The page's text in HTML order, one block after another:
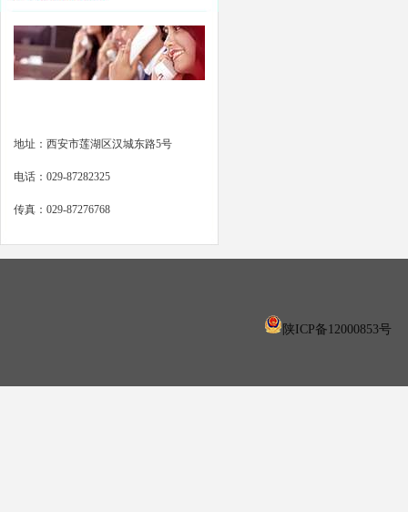
地址：西安市莲湖区汉城东路5号
电话：029-87282325
传真：029-87276768
陕ICP备12000853号